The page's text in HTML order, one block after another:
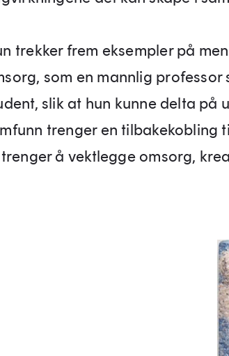
trekker frem eksempler på
som en mannlig
slik at hun kunne delta på
trenger en tilbakekobling
å vektlegge omsorg,